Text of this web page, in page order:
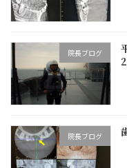
院長ブログ
2
院長ブログ